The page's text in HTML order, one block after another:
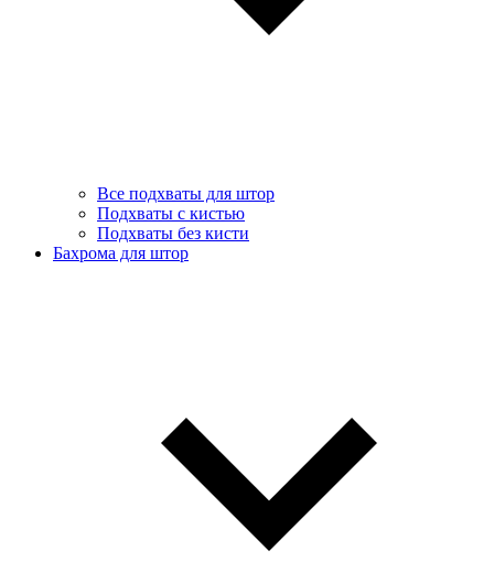
Все подхваты для штор
Подхваты с кистью
Подхваты без кисти
Бахрома для штор